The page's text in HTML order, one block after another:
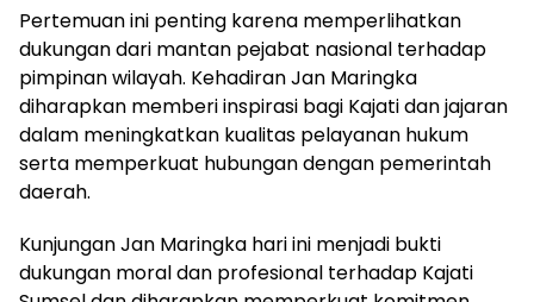
Pertemuan ini penting karena memperlihatkan
dukungan dari mantan pejabat nasional terhadap
pimpinan wilayah. Kehadiran Jan Maringka
diharapkan memberi inspirasi bagi Kajati dan jajaran
dalam meningkatkan kualitas pelayanan hukum
serta memperkuat hubungan dengan pemerintah
daerah.
Kunjungan Jan Maringka hari ini menjadi bukti
dukungan moral dan profesional terhadap Kajati